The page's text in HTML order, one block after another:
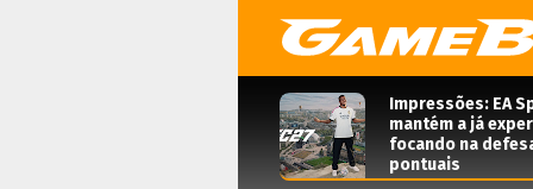
Impressões: EA
mantém a já
focando na
pontuais